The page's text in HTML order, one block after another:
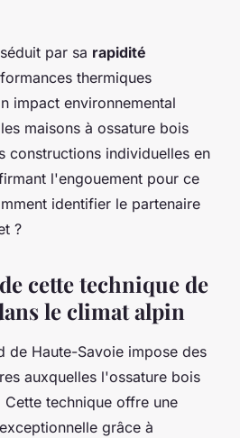
par sa rapidité
thermiques
impact environnemental
maisons à ossature bois
constructions individuelles en
l'engouement pour ce
identifier le partenaire
?
cette technique de
le climat alpin
de Haute-Savoie impose des
auxquelles l'ossature bois
technique offre une
exceptionnelle grâce à